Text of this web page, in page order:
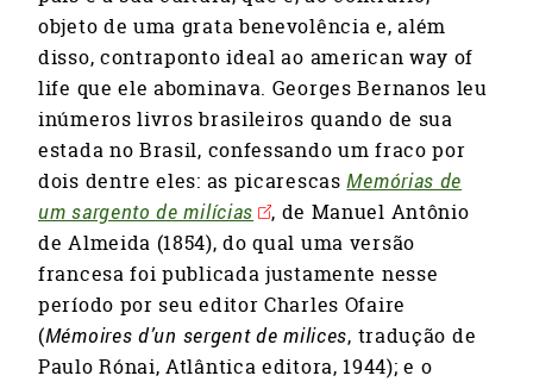
objeto de uma grata benevolência e, além
disso, contraponto ideal ao american way of
life que ele abominava. Georges Bernanos leu
inúmeros livros brasileiros quando de sua
estada no Brasil, confessando um fraco por
dois dentre eles: as picarescasMemórias de
um sargento de milícias
, de Manuel Antônio
de Almeida (1854), do qual uma versão
francesa foi publicada justamente nesse
período por seu editor Charles Ofaire
(Mémoires d’un sergent de milices, tradução de
Paulo Rónai, Atlântica editora, 1944); e o